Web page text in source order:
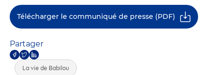
Télécharger le communiqué de presse (PDF)
Partager
La vie de Babilou